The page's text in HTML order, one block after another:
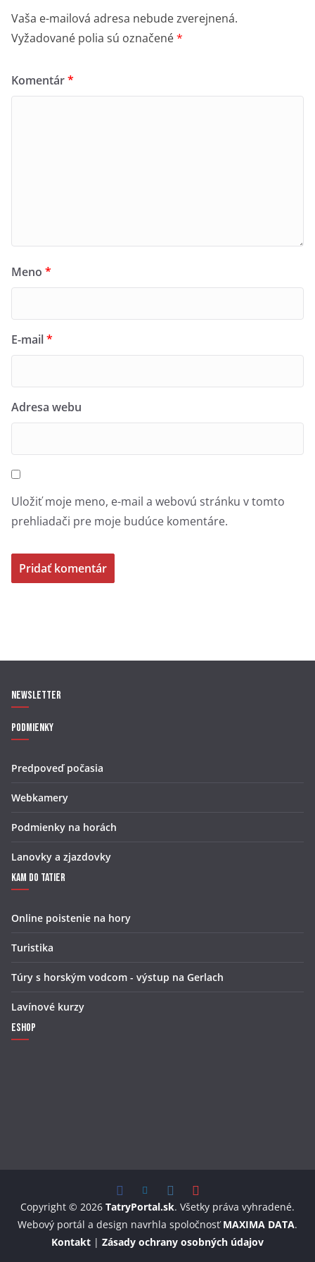
Vaša e-mailová adresa nebude zverejnená.
Vyžadované polia sú označené*
Komentár*
Meno *
E-mail*
Adresa webu
Uložiť moje meno, e-mail a webovú stránku v tomto
prehliadači pre moje budúce komentáre.
Newsletter
Podmienky
Predpoveď počasia
Webkamery
Podmienky na horách
Lanovky a zjazdovky
Kam do Tatier
Online poistenie na hory
Turistika
Túry s horským vodcom - výstup na Gerlach
Lavínové kurzy
Eshop
Copyright © 2026 TatryPortal.sk. Všetky práva vyhradené.
Webový portál a design navrhla spoločnosťMAXIMA DATA.
Kontakt | Zásady ochrany osobných údajov